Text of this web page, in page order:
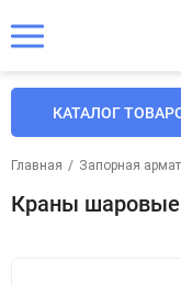
КАТАЛОГ
Главная / Запорная
Краны